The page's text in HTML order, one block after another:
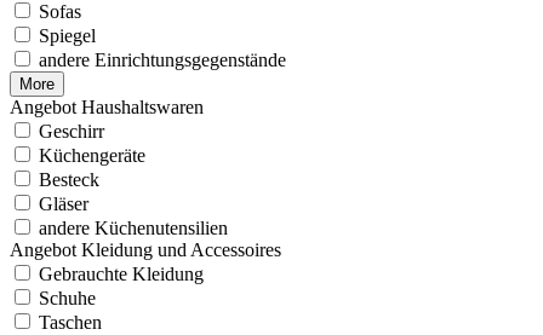
Sofas
Spiegel
andere Einrichtungsgegenstände
More
Angebot Haushaltswaren
Geschirr
Küchengeräte
Besteck
Gläser
andere Küchenutensilien
Angebot Kleidung und Accessoires
Gebrauchte Kleidung
Schuhe
Taschen